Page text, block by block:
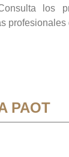
los
profesionales
PAOT